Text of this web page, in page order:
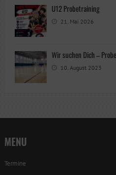
U12 Probetraining
21. Mai 2026
Wir suchen Dich –
10. August 2023
MENU
Termine